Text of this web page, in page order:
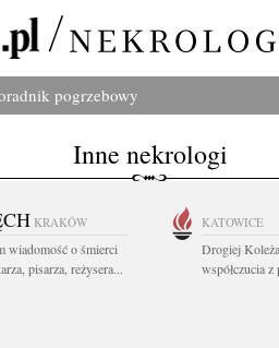
pogrzebowy
Inne nekrologi
KRAKÓW
wiadomość o śmierci
pisarza, reżysera...
KATOWICE
Drogiej
współczucia